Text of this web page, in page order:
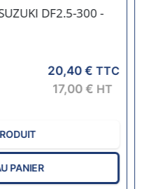
DF2.5-300 -
20,40 € TTC
17,00 € HT
PANIER